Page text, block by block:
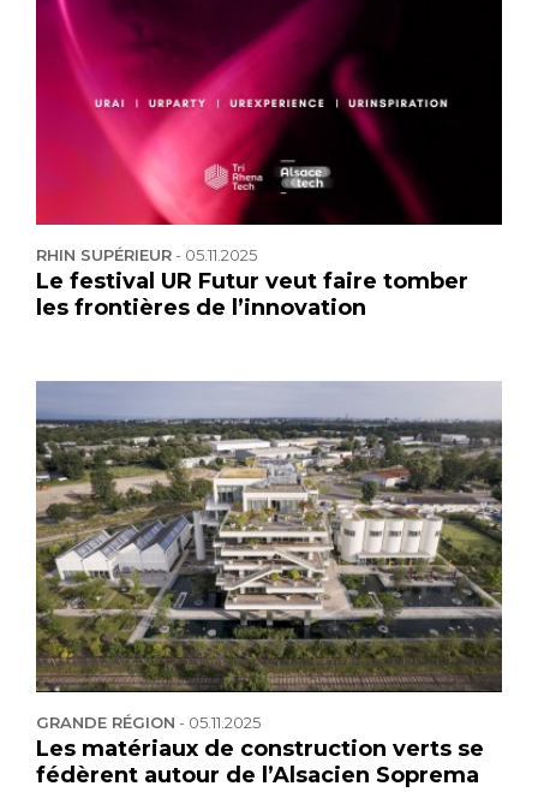
RHIN SUPÉRIEUR- 05.11.2025
Le festival UR Futur veut faire tomber
les frontières de l’innovation
GRANDE RÉGION - 05.11.2025
Les matériaux de construction verts se
fédèrent autour de l’Alsacien Soprema